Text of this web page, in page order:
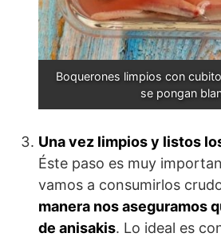
Boquerones limpios con
se pongan
Una vez limpios y listos
Éste paso es muy
vamos a consumirlos
manera nos aseguramos
de anisakis. Lo ideal es